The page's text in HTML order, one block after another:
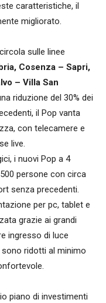
caratteristiche, il
migliorato.
sulle linee
Cosenza – Sapri,
– Villa San
riduzione del 30% dei
il Pop vanta
con telecamere e
live.
i nuovi Pop a 4
persone con circa
senza precedenti.
per pc, tablet e
grazie ai grandi
ingresso di luce
sono ridotti al minimo
piano di investimenti